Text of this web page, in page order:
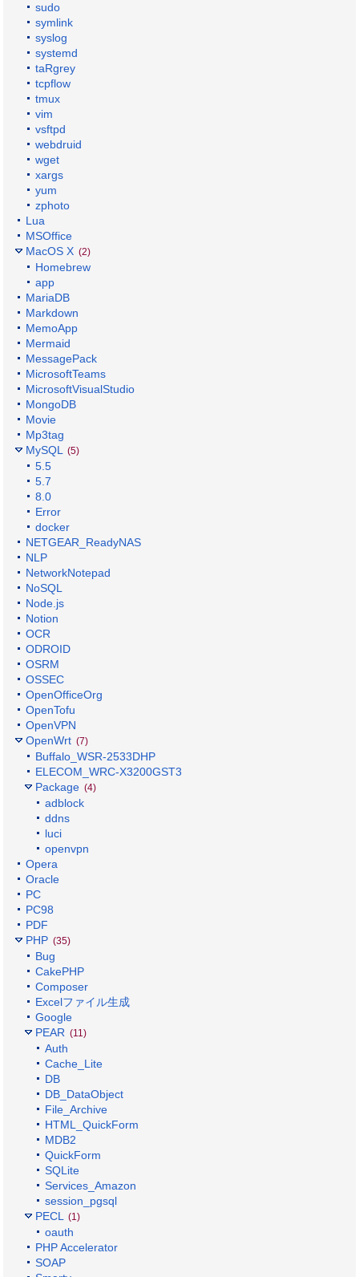
sudo
symlink
syslog
systemd
taRgrey
tcpflow
tmux
vim
vsftpd
webdruid
wget
xargs
yum
zphoto
Lua
MSOffice
MacOS X (2)
Homebrew
app
MariaDB
Markdown
MemoApp
Mermaid
MessagePack
MicrosoftTeams
MicrosoftVisualStudio
MongoDB
Movie
Mp3tag
MySQL (5)
5.5
5.7
8.0
Error
docker
NETGEAR_ReadyNAS
NLP
NetworkNotepad
NoSQL
Node.js
Notion
OCR
ODROID
OSRM
OSSEC
OpenOfficeOrg
OpenTofu
OpenVPN
OpenWrt (7)
Buffalo_WSR-2533DHP
ELECOM_WRC-X3200GST3
Package (4)
adblock
ddns
luci
openvpn
Opera
Oracle
PC
PC98
PDF
PHP (35)
Bug
CakePHP
Composer
Excelファイル生成
Google
PEAR (11)
Auth
Cache_Lite
DB
DB_DataObject
File_Archive
HTML_QuickForm
MDB2
QuickForm
SQLite
Services_Amazon
session_pgsql
PECL (1)
oauth
PHP Accelerator
SOAP